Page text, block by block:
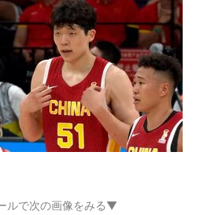
ルで次の画像をみる▼